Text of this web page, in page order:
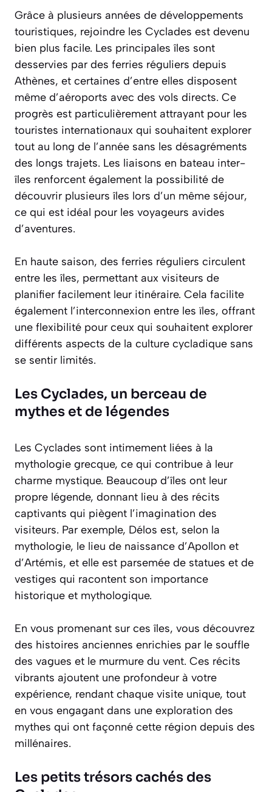
Grâce à plusieurs années de développements
touristiques, rejoindre les Cyclades est devenu
bien plus facile. Les principales îles sont
desservies par des ferries réguliers depuis
Athènes, et certaines d’entre elles disposent
même d’aéroports avec des vols directs. Ce
progrès est particulièrement attrayant pour les
touristes internationaux qui souhaitent explorer
tout au long de l’année sans les désagréments
des longs trajets. Les liaisons en bateau inter-
îles renforcent également la possibilité de
découvrir plusieurs îles lors d’un même séjour,
ce qui est idéal pour les voyageurs avides
d’aventures.
En haute saison, des ferries réguliers circulent
entre les îles, permettant aux visiteurs de
planifier facilement leur itinéraire. Cela facilite
également l’interconnexion entre les ïles, offrant
une flexibilité pour ceux qui souhaitent explorer
différents aspects de la culture cycladique sans
se sentir limités.
Les Cyclades, un berceau de
mythes et de légendes
Les Cyclades sont intimement liées à la
mythologie grecque, ce qui contribue à leur
charme mystique. Beaucoup d’îles ont leur
propre légende, donnant lieu à des récits
captivants qui piègent l’imagination des
visiteurs. Par exemple, Délos est, selon la
mythologie, le lieu de naissance d’Apollon et
d’Artémis, et elle est parsemée de statues et de
vestiges qui racontent son importance
historique et mythologique.
En vous promenant sur ces îles, vous découvrez
des histoires anciennes enrichies par le souffle
des vagues et le murmure du vent. Ces récits
vibrants ajoutent une profondeur à votre
expérience, rendant chaque visite unique, tout
en vous engagant dans une exploration des
mythes qui ont façonné cette région depuis des
millénaires.
Les petits trésors cachés des